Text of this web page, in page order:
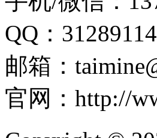
QQ：
邮箱：
官网：http://